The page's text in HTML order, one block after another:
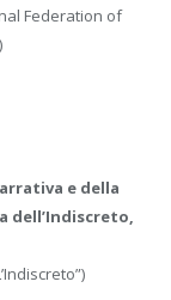
Federation of
e della
dell’Indiscreto,